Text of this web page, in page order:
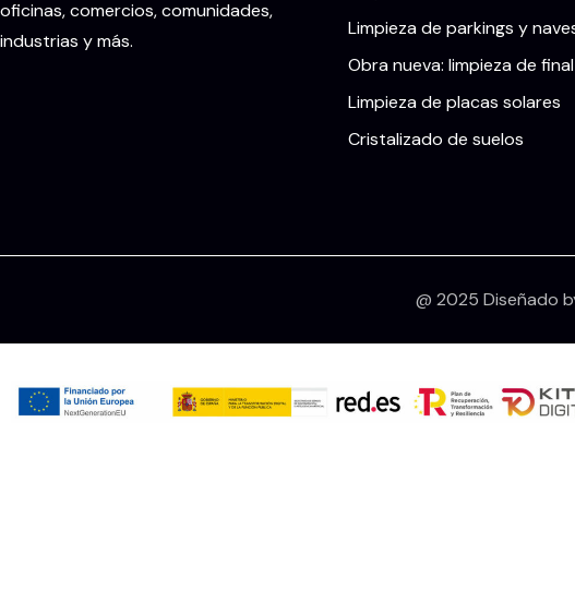
oficinas, comercios, comunidades,
industrias y más.
Limpieza de parkings y
Obra nueva: limpieza de
Limpieza de placas solares
Cristalizado de suelos
@ 2025 Diseñado